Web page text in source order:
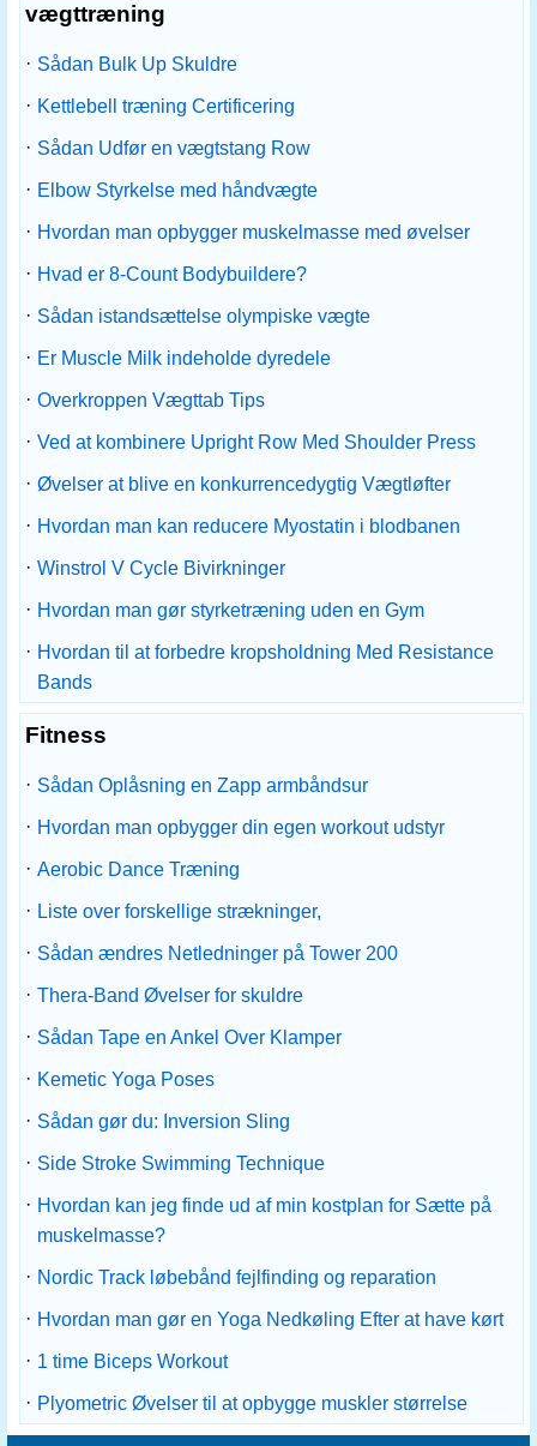
vægttræning
· Sådan Bulk Up Skuldre
· Kettlebell træning Certificering
· Sådan Udfør en vægtstang Row
· Elbow Styrkelse med håndvægte
· Hvordan man opbygger muskelmasse med øvelser
· Hvad er 8-Count Bodybuildere?
· Sådan istandsættelse olympiske vægte
· Er Muscle Milk indeholde dyredele
· Overkroppen Vægttab Tips
· Ved at kombinere Upright Row Med Shoulder Press
· Øvelser at blive en konkurrencedygtig Vægtløfter
· Hvordan man kan reducere Myostatin i blodbanen
· Winstrol V Cycle Bivirkninger
· Hvordan man gør styrketræning uden en Gym
· Hvordan til at forbedre kropsholdning Med Resistance
Bands
Fitness
· Sådan Oplåsning en Zapp armbåndsur
· Hvordan man opbygger din egen workout udstyr
· Aerobic Dance Træning
· Liste over forskellige strækninger,
· Sådan ændres Netledninger på Tower 200
· Thera-Band Øvelser for skuldre
· Sådan Tape en Ankel Over Klamper
· Kemetic Yoga Poses
· Sådan gør du: Inversion Sling
· Side Stroke Swimming Technique
· Hvordan kan jeg finde ud af min kostplan for Sætte på
muskelmasse?
· Nordic Track løbebånd fejlfinding og reparation
· Hvordan man gør en Yoga Nedkøling Efter at have kørt
· 1 time Biceps Workout
· Plyometric Øvelser til at opbygge muskler størrelse